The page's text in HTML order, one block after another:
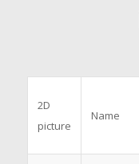
2D
picture
Name